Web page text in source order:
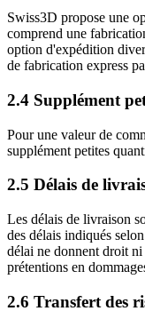
Swiss3D propose une
comprend une
option d'expédition
de fabrication express
2.4 Supplément
Pour une valeur de
supplément petites
2.5 Délais de
Les délais de livraison
des délais indiqués
délai ne donnent droit
prétentions en
2.6 Transfert des